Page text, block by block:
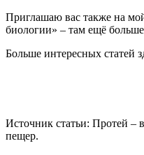
Приглашаю вас также на
биологии» – там ещё
Больше интересных статей
Источник статьи: Протей –
пещер.